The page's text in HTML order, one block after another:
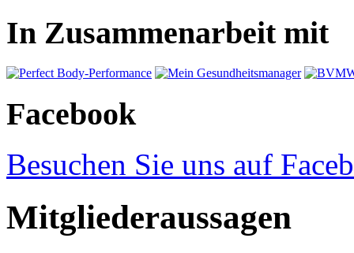
In Zusammenarbeit mit
Facebook
Besuchen Sie uns auf
Mitgliederaussagen